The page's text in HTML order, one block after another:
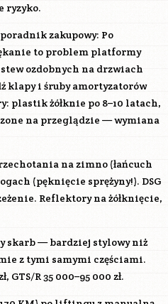
ryzyko.
zakupowy: Po
to problem platformy
ozdobnych na drzwiach
klapy i śruby amortyzatorów
plastik żółknie po 8–10 latach,
na przeglądzie — wymiana
na zimno (łańcuch
(pęknięcie sprężyny!). DSG
Reflektory na żółknięcie,
skarb — bardziej stylowy niż
z tymi samymi częściami.
GTS/R 35 000–95 000 zł.